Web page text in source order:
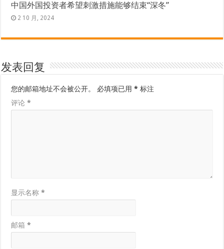
中国外国投资者希望刺激措施能够结束“深冬”
2 10 月, 2024
发表回复
您的邮箱地址不会被公开。 必填项已用* 标注
评论*
显示名称*
邮箱*